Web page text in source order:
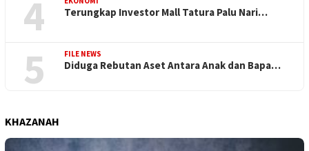
4 Terungkap Investor Mall Tatura Palu Nari…
5 FILE NEWS
Diduga Rebutan Aset Antara Anak dan Bapa…
KHAZANAH